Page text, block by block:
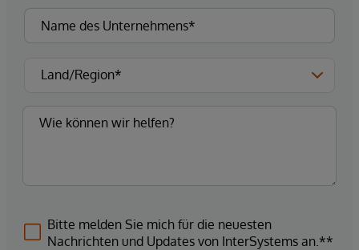
Bitte melden Sie mich für die neuesten
Nachrichten und Updates von InterSystems an.**